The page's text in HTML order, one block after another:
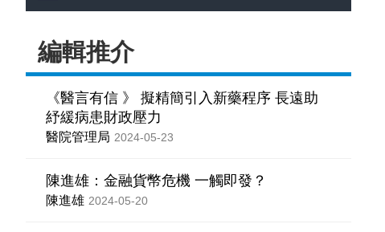
編輯推介
《醫言有信 》 擬精簡引入新藥程序 長遠助
紓緩病患財政壓力
醫院管理局 2024-05-23
陳進雄：金融貨幣危機 一觸即發？
陳進雄 2024-05-20